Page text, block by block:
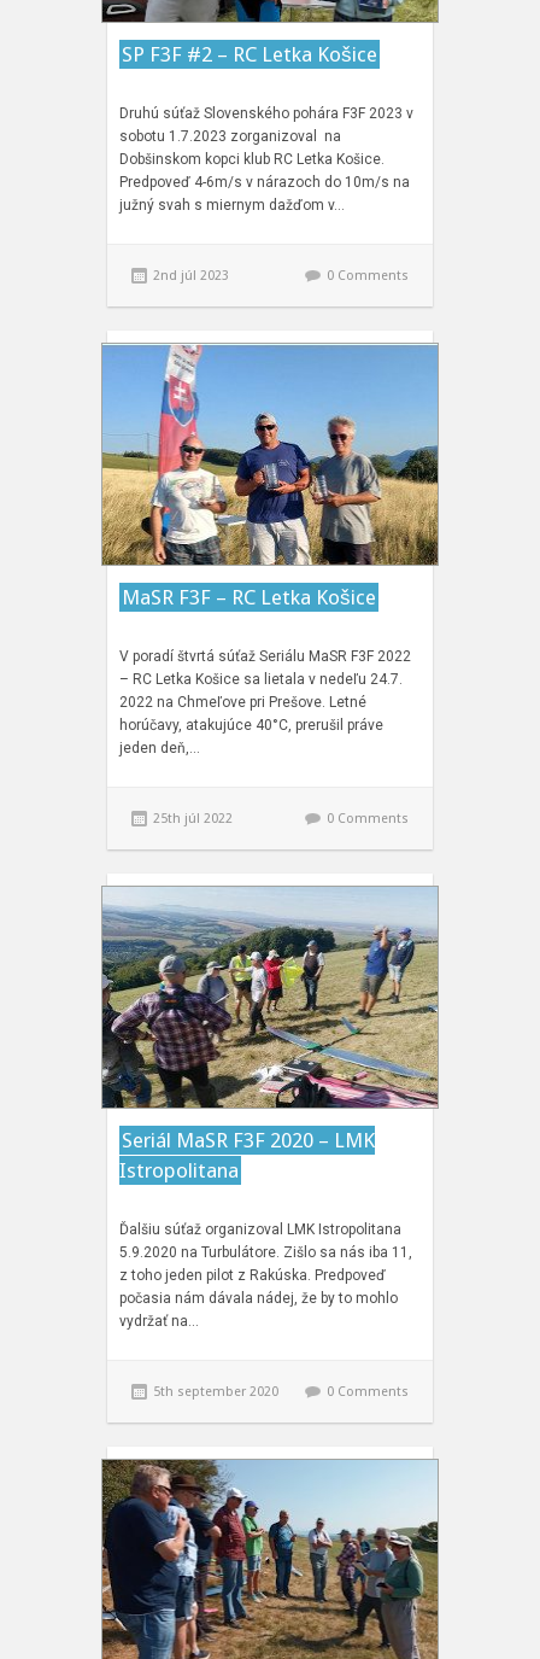
SP F3F #2 – RC Letka Košice
Druhú súťaž Slovenského pohára F3F 2023 v
sobotu 1.7.2023 zorganizoval na
Dobšinskom kopci klub RC Letka Košice.
Predpoveď 4-6m/s v nárazoch do 10m/s na
južný svah s miernym dažďom v…
2nd júl 2023 0 Comments
MaSR F3F – RC Letka Košice
V poradí štvrtá súťaž Seriálu MaSR F3F 2022
– RC Letka Košice sa lietala v nedeľu 24.7.
2022 na Chmeľove pri Prešove. Letné
horúčavy, atakujúce 40°C, prerušil práve
jeden deň,…
25th júl 2022 0 Comments
Seriál MaSR F3F 2020 – LMK
Istropolitana
Ďalšiu súťaž organizoval LMK Istropolitana
5.9.2020 na Turbulátore. Zišlo sa nás iba 11,
z toho jeden pilot z Rakúska. Predpoveď
počasia nám dávala nádej, že by to mohlo
vydržať na…
5th september 2020 0 Comments